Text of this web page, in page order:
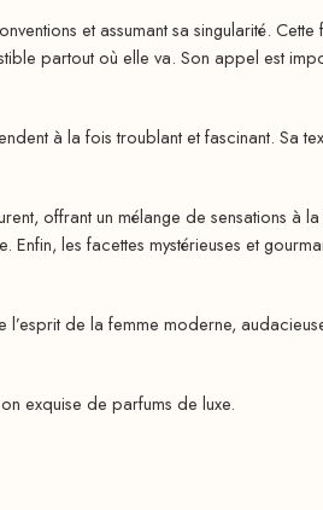
et assumant sa singularité.
partout où elle va. Son appel est
à la fois troublant et fascinant. Sa
offrant un mélange de sensations à
les facettes mystérieuses et
de la femme moderne,
exquise de parfums de luxe.